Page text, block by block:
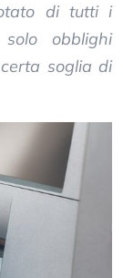
di tutti i
obblighi
soglia di